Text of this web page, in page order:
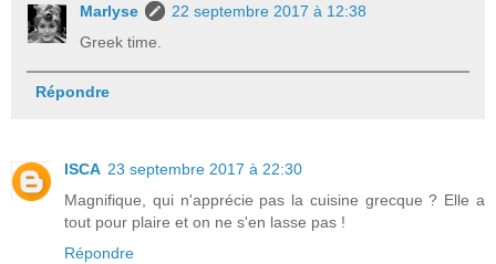
Marlyse
22 septembre 2017 à 12:38
Greek time.
Répondre
ISCA 23 septembre 2017 à 22:30
Magnifique, qui n'apprécie pas la cuisine grecque ? Elle a
tout pour plaire et on ne s'en lasse pas !
Répondre